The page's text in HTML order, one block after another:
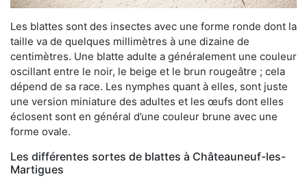
Les blattes sont des insectes avec une forme ronde dont la
taille va de quelques millimètres à une dizaine de
centimètres. Une blatte adulte a généralement une couleur
oscillant entre le noir, le beige et le brun rougeâtre ; cela
dépend de sa race. Les nymphes quant à elles, sont juste
une version miniature des adultes et les œufs dont elles
éclosent sont en général d’une couleur brune avec une
forme ovale.
Les différentes sortes de blattes à Châteauneuf-les-
Martigues